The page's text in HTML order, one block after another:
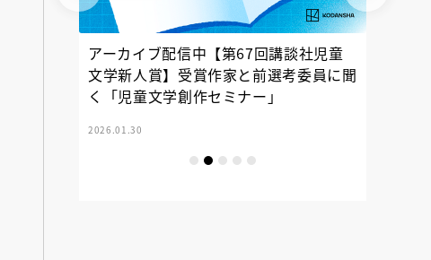
アーカイブ配信中【第67回講談社児童
文学新人賞】受賞作家と前選考委員に聞
く「児童文学創作セミナー」
2026.01.30